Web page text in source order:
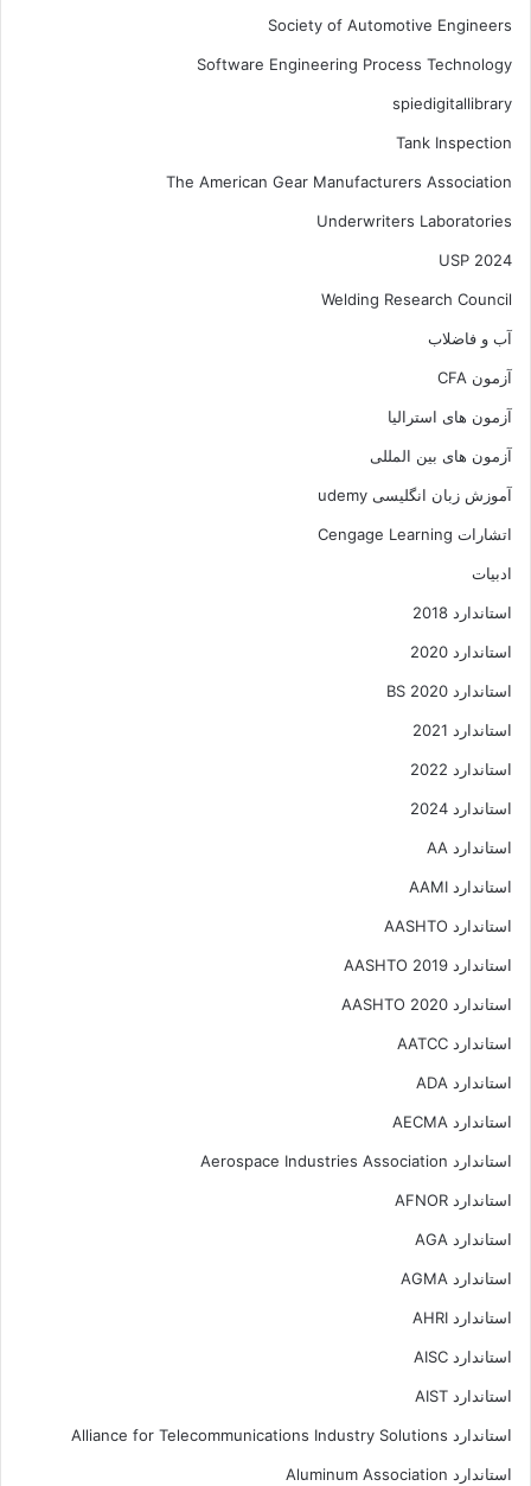
Society of Automotive Engineers
Software Engineering Process Technology
spiedigitallibrary
Tank Inspection
The American Gear Manufacturers Association
Underwriters Laboratories
USP 2024
Welding Research Council
آب و فاضلاب
آزمون CFA
آزمون های استرالیا
آزمون های بین المللی
آموزش زبان انگلیسی udemy
اتشارات Cengage Learning
ادبیات
استاندارد 2018
استاندارد 2020
استاندارد 2020 BS
استاندارد 2021
استاندارد 2022
استاندارد 2024
استاندارد AA
استاندارد AAMI
استاندارد AASHTO
استاندارد AASHTO 2019
استاندارد AASHTO 2020
استاندارد AATCC
استاندارد ADA
استاندارد AECMA
استاندارد Aerospace Industries Association
استاندارد AFNOR
استاندارد AGA
استاندارد AGMA
استاندارد AHRI
استاندارد AISC
استاندارد AIST
استاندارد Alliance for Telecommunications Industry Solutions
استاندارد Aluminum Association